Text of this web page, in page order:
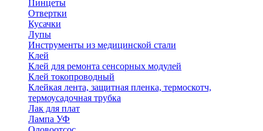
Пинцеты
Отвертки
Кусачки
Лупы
Инструменты из медицинской стали
Клей
Клей для ремонта сенсорных модулей
Клей токопроводный
Клейкая лента, защитная пленка, термоскотч,
термоусадочная трубка
Лак для плат
Лампа УФ